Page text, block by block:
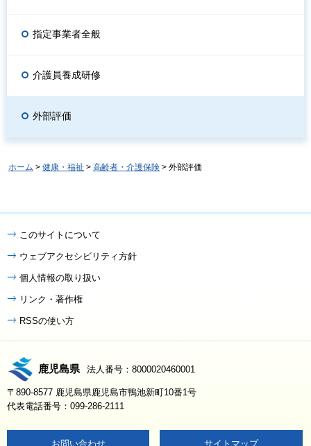
指定事業者全般
介護員養成研修
外部評価
ホーム > 健康・福祉 > 高齢者・介護保険 > 外部評価
このサイトについて
ウェブアクセシビリティ方針
個人情報の取り扱い
リンク・著作権
RSSの使い方
鹿児島県 法人番号：8000020460001
〒890-8577 鹿児島県鹿児島市鴨池新町10番1号
代表電話番号：099-286-2111
お問い合わせ サイトマップ